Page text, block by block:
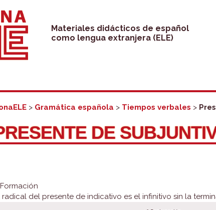
Materiales didácticos de español
como lengua extranjera (ELE)
> Gramática española > Tiempos verbales >
DE
Formación
radical del presente de indicativo es el infinitivo sin la